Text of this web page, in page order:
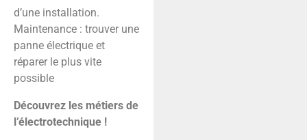
d’une installation.
Maintenance : trouver une
panne électrique et
réparer le plus vite
possible
Découvrez les métiers de
l’électrotechnique !